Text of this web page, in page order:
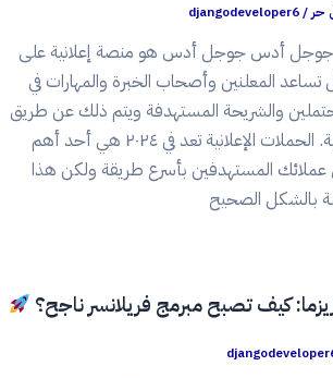
حر /
djangodeveloper6
أدس جوجل أدس هو منصة إعلانية على
المعلنين وأصحاب الخبرة والمهارات في
والشريحة المستهدفة ويتم ذلك عن طريق
إطلاق حملات إعلانية. الحملات الإعلانية تعد في ٢٠٢٤ هي أحد أهم
عملائك المستهدفين بأسرع طريقة ولكن هذا
بالشكل الصحيح
كيف تصبح مبرمج فريلانسر ناجح؟